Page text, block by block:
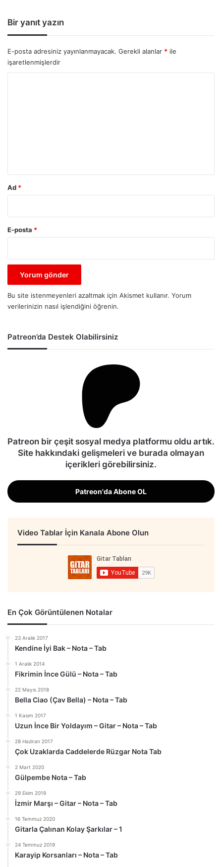
Bir yanıt yazın
E-posta adresiniz yayınlanmayacak. Gerekli alanlar * ile
işaretlenmişlerdir
Ad *
E-posta *
Bu site istenmeyenleri azaltmak için Akismet kullanır. Yorum
verilerinizin nasıl işlendiğini öğrenin.
Patreon’da Destek Olabilirsiniz
Patreon bir çeşit sosyal medya platformu oldu artık.
Site hakkındaki gelişmeleri ve burada olmayan
içerikleri görebilirsiniz.
Patreon'da Abone OL
Video Tablar İçin Kanala Abone Olun
En Çok Görüntülenen Notalar
23 Aralık 2017
Kendine İyi Bak – Nota – Tab
1 Aralık 2014
Fikrimin İnce Gülü – Nota – Tab
22 Mayıs 2018
Bella Ciao (Çav Bella) – Nota – Tab
1 Kasım 2017
Uzun İnce Bir Yoldayım – Gitar – Nota – Tab
28 Haziran 2017
Çok Uzaklarda Caddelerde Rüzgar Nota Tab
2 Mart 2020
Gülpembe Nota – Tab
29 Ekim 2019
İzmir Marşı – Gitar – Nota – Tab
16 Temmuz 2020
Gitarla Çalınan Kolay Şarkılar – 1
24 Temmuz 2019
Karayip Korsanları – Nota – Tab